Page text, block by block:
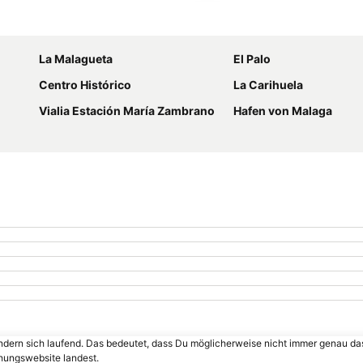
La Malagueta
El Palo
Centro Histórico
La Carihuela
Vialia Estación María Zambrano
Hafen von Malaga
sich laufend. Das bedeutet, dass Du möglicherweise nicht immer genau
landest.